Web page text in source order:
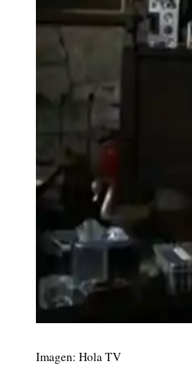
Imagen: Hola TV